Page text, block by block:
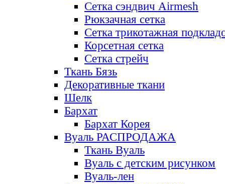
Сетка сэндвич Airmesh
Рюкзачная сетка
Сетка трикотажная
Корсетная сетка
Сетка стрейч
Ткань Бязь
Декоративные ткани
Шелк
Бархат
Бархат Корея
Вуаль РАСПРОДАЖА
Ткань Вуаль
Вуаль с детским рисунком
Вуаль-лен